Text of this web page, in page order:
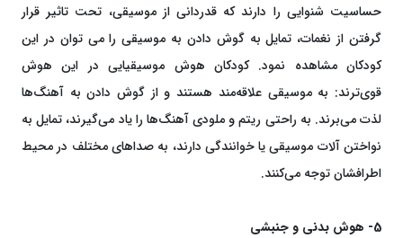
حساسیت شنوایی را دارند که قدردانی از موسیقی، تحت تاثیر قرار
گرفتن از نغمات، تمایل به گوش دادن به موسیقی را می توان در این
کودکان مشاهده نمود. کودکان هوش موسیقیایی در این هوش
قوی‌ترند: به موسیقی علاقه‌مند هستند و از گوش دادن به آهنگ‌ها
لذت می‌برند. به راحتی ریتم و ملودی آهنگ‌ها را یاد می‌گیرند، تمایل به
نواختن آلات موسیقی یا خوانندگی دارند، به صداهای مختلف در محیط
اطرافشان توجه می‌کنند.
5- هوش بدنی و جنبشی